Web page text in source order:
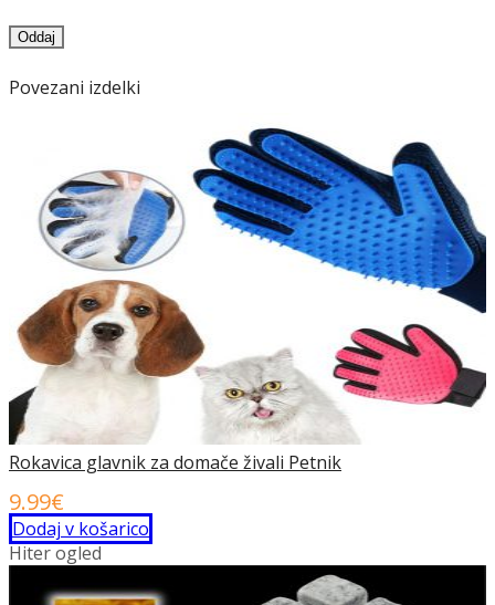
Povezani izdelki
Rokavica glavnik za domače živali Petnik
9.99€
Dodaj v košarico
Hiter ogled